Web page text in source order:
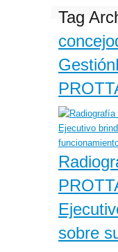
Tag
sobre